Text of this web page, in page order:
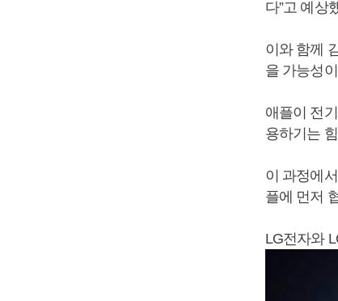
다”고 예상
이와 함께
을 가능성
애플이 전
용하기는
이 과정에
플에 먼저
LG전자와